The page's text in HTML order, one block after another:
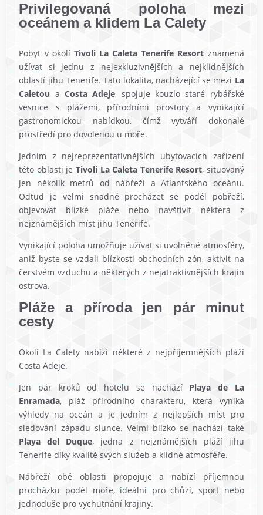
Privilegovaná poloha mezi
oceánem a klidem La Calety
Pobyt v okolí Tivoli La Caleta Tenerife Resort znamená
užívat si jednu z nejexkluzivnějších a nejklidnějších
oblastí jihu Tenerife. Tato lokalita, nacházející se mezi La
Caletou a Costa Adeje, spojuje kouzlo staré rybářské
vesnice s plážemi, přírodními prostory a vynikající
gastronomickou nabídkou, čímž vytváří dokonalé
prostředí pro dovolenou u moře.
Jedním z nejreprezentativnějších ubytovacích zařízení
této oblasti je Tivoli La Caleta Tenerife Resort, situovaný
jen několik metrů od nábřeží a Atlantského oceánu.
Odtud je velmi snadné procházet se podél pobřeží,
objevovat blízké pláže nebo navštívit některá z
nejznámějších míst jihu Tenerife.
Vynikající poloha umožňuje užívat si uvolněné atmosféry,
aniž byste se vzdali blízkosti obchodních zón, aktivit na
čerstvém vzduchu a některých z nejatraktivnějších krajin
ostrova.
Pláže a příroda jen pár minut
cesty
Okolí La Calety nabízí některé z nejpříjemnějších pláží
Costa Adeje.
Jen pár kroků od hotelu se nachází Playa de La
Enramada, pláž přírodního charakteru, která vyniká
výhledy na oceán a je jedním z nejlepších míst pro
sledování západu slunce. Velmi blízko se nachází také
Playa del Duque, jedna z nejznámějších pláží jihu
Tenerife díky kvalitě svých služeb a klidné atmosféře.
Nábřeží obě oblasti propojuje a nabízí příjemnou
procházku podél moře, ideální pro chůzi, sport nebo
jednoduše pro vychutnání krajiny.